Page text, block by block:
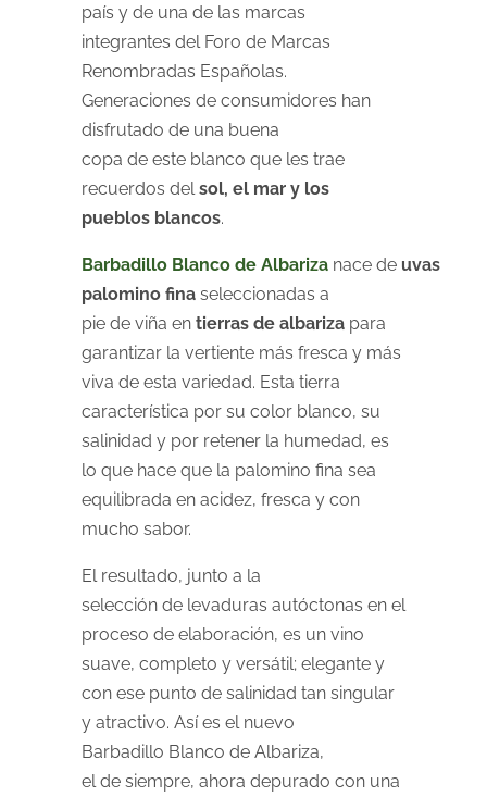
país y de una de las marcas
integrantes del Foro de Marcas
Renombradas Españolas.
Generaciones de consumidores han
disfrutado de una buena
copa de este blanco que les trae
recuerdos del sol, el mar y los
pueblos blancos.
Barbadillo Blanco de Albarizanace de uvas
palomino finaseleccionadas a
pie de viña en tierras de albarizapara
garantizar la vertiente más fresca y más
viva de esta variedad. Esta tierra
característica por su color blanco, su
salinidad y por retener la humedad, es
lo que hace que la palomino fina sea
equilibrada en acidez, fresca y con
mucho sabor.
El resultado, junto a la
selección de levaduras autóctonas en el
proceso de elaboración, es un vino
suave, completo y versátil; elegante y
con ese punto de salinidad tan singular
y atractivo. Así es el nuevo
Barbadillo Blanco de Albariza,
el de siempre, ahora depurado con una